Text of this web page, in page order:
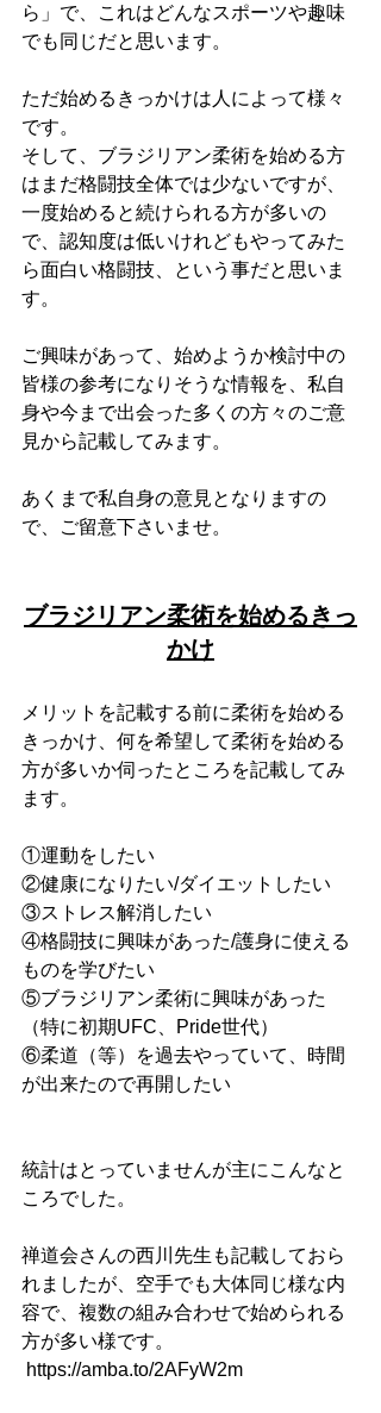
ら」で、これはどんなスポーツや趣味
でも同じだと思います。
ただ始めるきっかけは人によって様々
です。
そして、ブラジリアン柔術を始める方
はまだ格闘技全体では少ないですが、
一度始めると続けられる方が多いの
で、認知度は低いけれどもやってみた
ら面白い格闘技、という事だと思いま
す。
ご興味があって、始めようか検討中の
皆様の参考になりそうな情報を、私自
身や今まで出会った多くの方々のご意
見から記載してみます。
あくまで私自身の意見となりますの
で、ご留意下さいませ。
ブラジリアン柔術を始めるきっ
かけ
メリットを記載する前に柔術を始める
きっかけ、何を希望して柔術を始める
方が多いか伺ったところを記載してみ
ます。
①運動をしたい
②健康になりたい/ダイエットしたい
③ストレス解消したい
④格闘技に興味があった/護身に使える
ものを学びたい
⑤ブラジリアン柔術に興味があった
（特に初期UFC、Pride世代）
⑥柔道（等）を過去やっていて、時間
が出来たので再開したい
統計はとっていませんが主にこんなと
ころでした。
禅道会さんの西川先生も記載しておら
れましたが、空手でも大体同じ様な内
容で、複数の組み合わせで始められる
方が多い様です。
https://amba.to/2AFyW2m